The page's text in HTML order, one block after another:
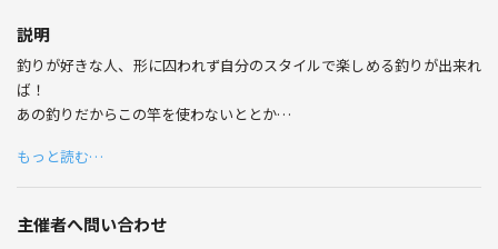
説明
釣りが好きな人、形に囚われず自分のスタイルで楽しめる釣りが出来れ
ば！
あの釣りだからこの竿を使わないととか
基本はサビキ釣り(ジグサビキ)、投げ釣り(ぶっ込み、浮き)
ルアー系の人はご遠慮下さい。
年齢は20代から女性、男性
(常識マナーがある人)
もっと読む…
主催者へ問い合わせ